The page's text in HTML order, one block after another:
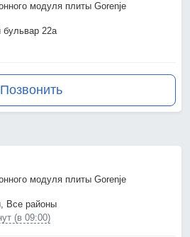
модуля плиты Gorenje
бульвар 22а
Позвонить
модуля плиты Gorenje
, Все районы
(в 09:00)